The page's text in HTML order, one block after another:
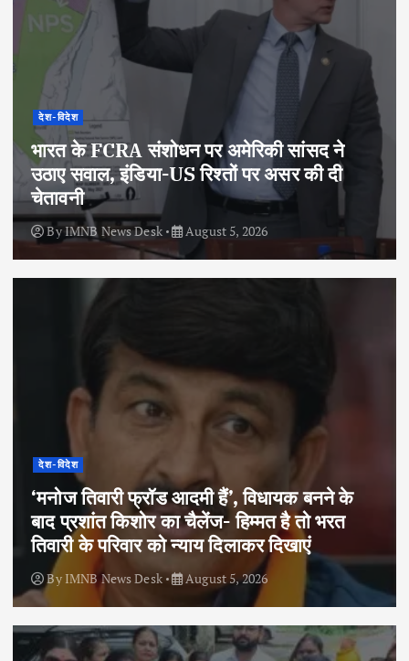
देश-विदेश
भारत के FCRA संशोधन पर अमेरिकी सांसद ने
उठाए सवाल, इंडिया-US रिश्तों पर असर की दी
चेतावनी
ByIMNB News Desk August 5, 2026
देश-विदेश
‘मनोज तिवारी फ्रॉड आदमी हैं’, विधायक बनने के
बाद प्रशांत किशोर का चैलेंज- हिम्मत है तो भरत
तिवारी के परिवार को न्याय दिलाकर दिखाएं
By IMNB News Desk August 5, 2026